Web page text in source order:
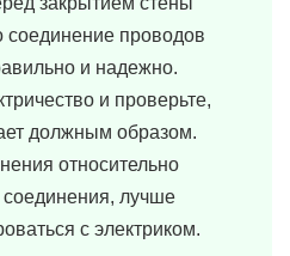
соединение проводов
и надежно.
и проверьте,
должным образом.
относительно
соединения, лучше
с электриком.